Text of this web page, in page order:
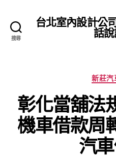
搜尋
台北室內設計公
話
新莊汽
彰化當舖法
機車借款周
汽